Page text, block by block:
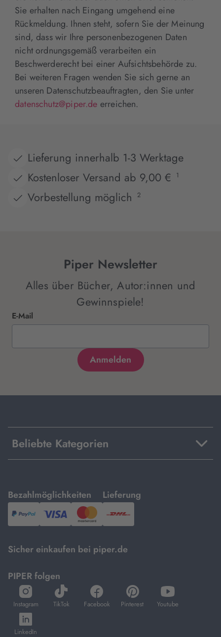
Sie erhalten nach Eingang umgehend eine
Rückmeldung. Ihnen steht, sofern Sie der Meinung
sind, dass wir Ihre personenbezogenen Daten
nicht ordnungsgemäß verarbeiten ein
Beschwerderecht bei einer Aufsichtsbehörde zu.
Bei weiteren Fragen wenden Sie sich gerne an
unseren Datenschutzbeauftragten, den Sie unter
datenschutz@piper.de erreichen.
Lieferung innerhalb 1-3 Werktage
Kostenloser Versand ab 9,00 €
1
Vorbestellung möglich 2
Piper Newsletter
Alles über Bücher, Autor:innen und
Gewinnspiele!
E-Mail
Beliebte Kategorien
Bezahlmöglichkeiten
mit
PayPal,Visa
und
Lieferung
mit
DHL.
Sicher einkaufen bei piper.de
PIPER folgen
Instagram
öffnet
in
neuem
Tab
TikTok
öffnet
in
Facebook
öffnet
in
Pinterest
öffnet
in
Youtube
öffnet
in
LinkedIn
öffnet
in